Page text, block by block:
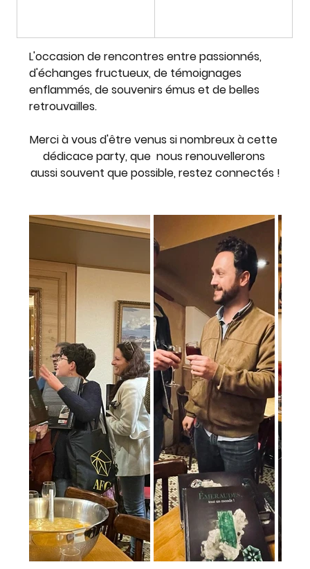
L'occasion de rencontres entre passionnés,
d'échanges fructueux, de témoignages
enflammés, de souvenirs émus et de belles
retrouvailles.
Merci à vous d'être venus si nombreux à cette
dédicace party, que  nous renouvellerons
aussi souvent que possible, restez connectés !